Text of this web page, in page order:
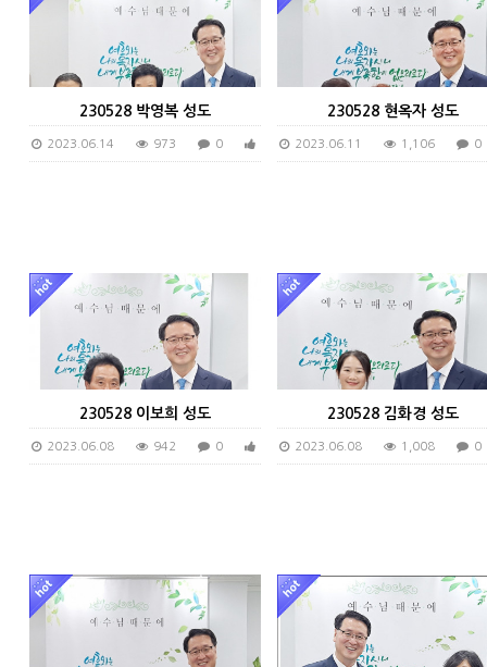
230528 박영복 성도
2023.06.14 973 0
230528 현옥자 성도
2023.06.11 1,106 0
230528 이보희 성도
2023.06.08 942 0
230528 김화경 성도
2023.06.08 1,008 0